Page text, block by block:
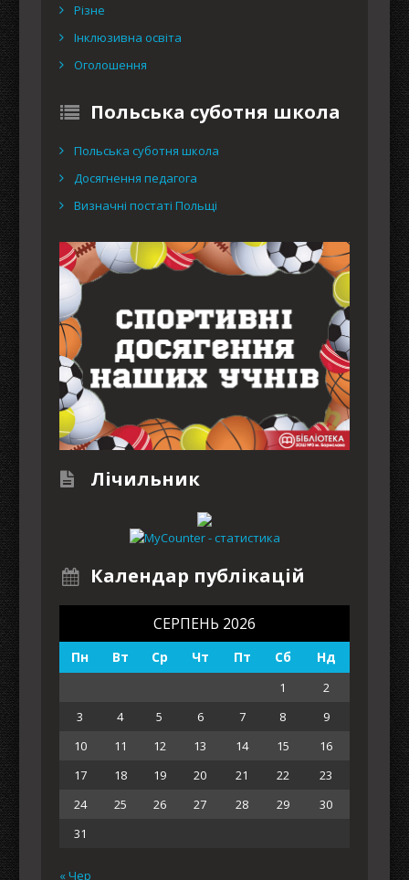
Різне
Інклюзивна освіта
Оголошення
Польська суботня школа
Польська суботня школа
Досягнення педагога
Визначні постаті Польщі
Лічильник
Календар публікацій
СЕРПЕНЬ 2026
Пн Вт Ср Чт Пт Сб Нд
1
2
3
4 5 6 7 8
9
10
11 12 13 14 15
16
17
18 19 20 21 22
23
24
25 26 27 28 29
30
31
« Чер